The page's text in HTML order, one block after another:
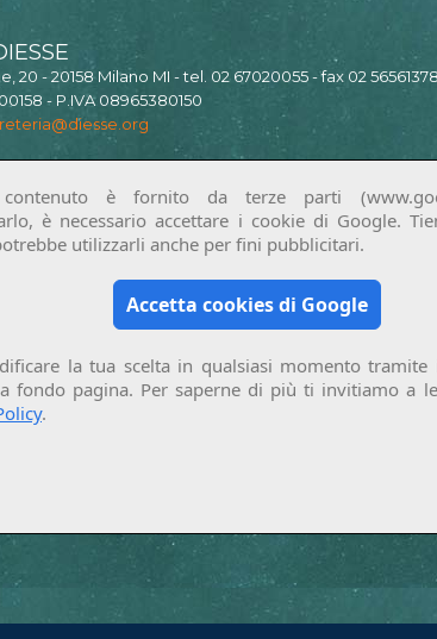
20 - 20158 Milano MI - tel. 02 67020055 - fax 02 56561378
- P.IVA 08965380150
contenuto è fornito da terze parti
è necessario accettare i cookie di Google.
utilizzarli anche per fini pubblicitari.
Accetta cookies di Google
la tua scelta in qualsiasi momento tramite
fondo pagina. Per saperne di più ti invitiamo a
.